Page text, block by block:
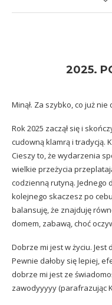
2025.
Minął. Za szybko, co już nie
Rok 2025 zaczął się i
cudowną klamrą i tradycją.
Cieszy to, że wydarzenia
wielkie przeżycia
codzienną rutyną. Jednego
kolejnego skaczesz po
balansuję, że znajduję
domem, zabawą, choć
Dobrze mi jest w życiu.
Pewnie dałoby się lepiej,
dobrze mi jest ze
zawodyyyyy (parafrazując